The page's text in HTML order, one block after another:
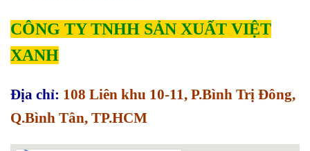
CÔNG TY TNHH SẢN XUẤT VIỆT
XANH
Địa chỉ: 108 Liên khu 10-11, P.Bình Trị Đông,
Q.Bình Tân, TP.HCM